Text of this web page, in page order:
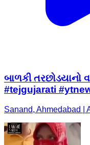
બાળકી તરછોડયાનો
#tejgujarati
Sanand, Ahmedabad |